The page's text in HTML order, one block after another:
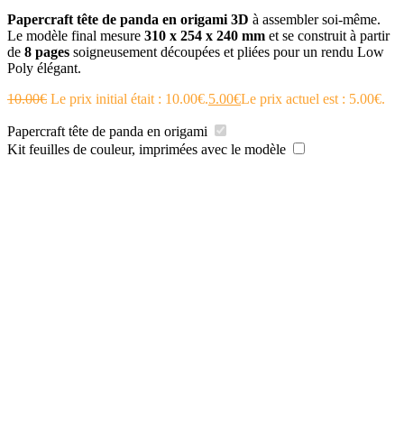
Papercraft tête de panda en origami 3D à assembler soi-même.
Le modèle final mesure 310 x 254 x 240 mm et se construit à partir
de 8 pages soigneusement découpées et pliées pour un rendu Low
Poly élégant.
10.00€ Le prix initial était : 10.00€.5.00€Le prix actuel est : 5.00€.
Papercraft tête de panda en origami
Kit feuilles de couleur, imprimées avec le modèle